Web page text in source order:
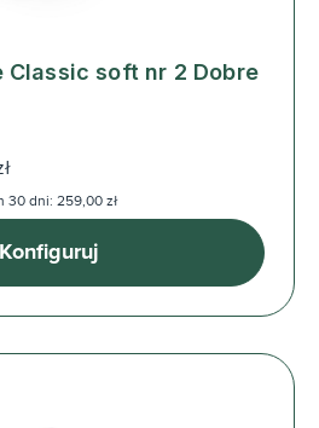
Classic soft nr 2 Dobre
30 dni: 259,00 zł
Konfiguruj